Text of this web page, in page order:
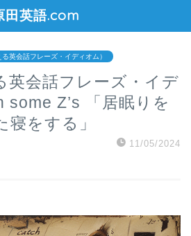
田英語.com
英会話フレーズ・イディオム）
英会話フレーズ・イデ
some Z’s 「居眠りを
をする」
11/05/2024